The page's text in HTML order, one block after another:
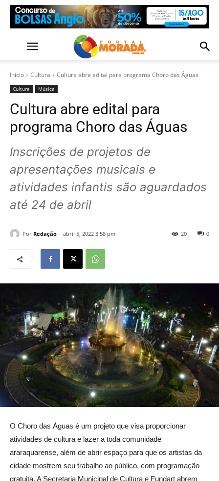
Início Cultura Cultura abre edital para programa Choro das Águas
Cultura Música
Cultura abre edital para
programa Choro das Águas
Inscrições de projetos de
apresentações musicais e
atividades infantis são aguardados
até 24 de abril
Por Redação abril 5, 2022 3:58 pm 0
20
O Choro das Águas é um projeto que visa proporcionar
atividades de cultura e lazer a toda comunidade
araraquarense, além de abrir espaço para que os artistas da
cidade mostrem seu trabalho ao público, com programação
gratuita. A Secretaria Municipal de Cultura e Fundart abrem